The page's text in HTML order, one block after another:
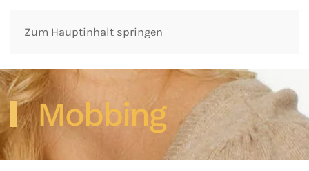
Zum Hauptinhalt springen
Mobbing